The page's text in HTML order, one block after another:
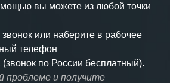
вы можете из любой точки
или наберите в рабочее
телефон
по России бесплатный).
проблеме и получите